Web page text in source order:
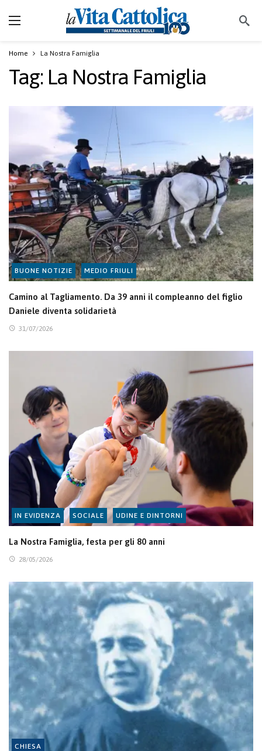
Home La Nostra Famiglia
Tag: La Nostra Famiglia
BUONE NOTIZIE MEDIO FRIULI
Camino al Tagliamento. Da 39 anni il compleanno del figlio
Daniele diventa solidarietà
31/07/2026
IN EVIDENZA SOCIALE UDINE E DINTORNI
La Nostra Famiglia, festa per gli 80 anni
28/05/2026
CHIESA